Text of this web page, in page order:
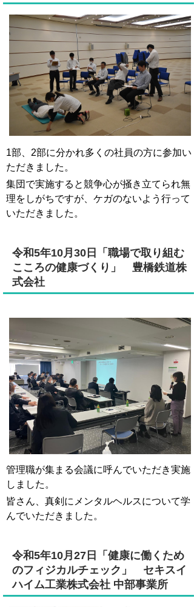
1部、2部に分かれ多くの社員の方に参加い
ただきました。
集団で実施すると競争心が掻き立てられ無
理をしがちですが、ケガのないよう行って
いただきました。
令和5年10月30日「 職場で取り組む
こころの健康づくり 」 豊橋鉄道株
式会社
管理職が集まる会議に呼んでいただき実施
しました。
皆さん、真剣にメンタルヘルスについて学
んでいただきました。
令和5年10月27日「 健康に働くため
のフィジカルチェック 」 セキスイ
ハイム工業株式会社 中部事業所